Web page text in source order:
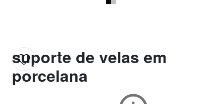
suporte de velas em
porcelana